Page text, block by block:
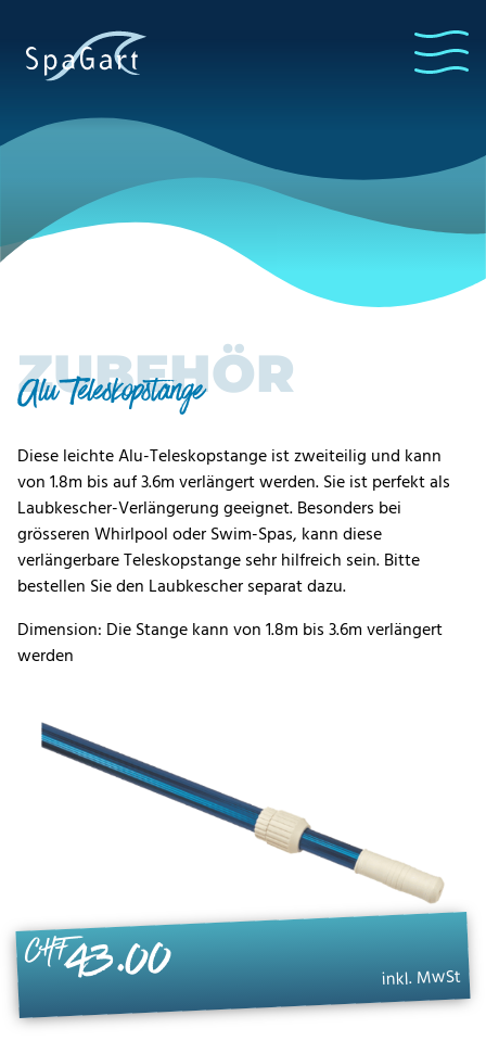
ZUBEHÖR
Alu Teleskopstange
Diese leichte Alu-Teleskopstange ist zweiteilig und kann
von 1.8m bis auf 3.6m verlängert werden. Sie ist perfekt als
Laubkescher-Verlängerung geeignet. Besonders bei
grösseren Whirlpool oder Swim-Spas, kann diese
verlängerbare Teleskopstange sehr hilfreich sein. Bitte
bestellen Sie den Laubkescher separat dazu.
Dimension: Die Stange kann von 1.8m bis 3.6m verlängert
werden
CHF43.00 inkl. MwSt